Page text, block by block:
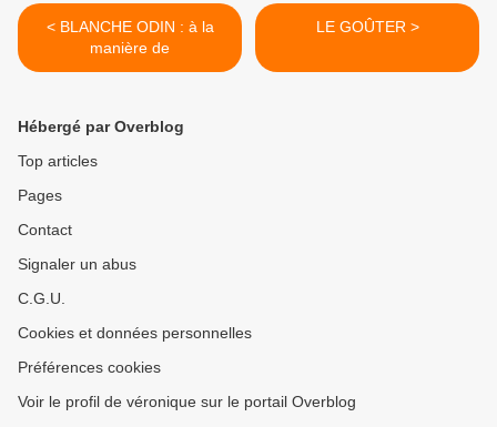
< BLANCHE ODIN : à la
manière de
LE GOÛTER >
Hébergé par Overblog
Top articles
Pages
Contact
Signaler un abus
C.G.U.
Cookies et données personnelles
Préférences cookies
Voir le profil de véronique sur le portail Overblog